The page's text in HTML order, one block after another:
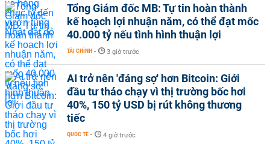
Tổng Giám đốc MB: Tự tin hoàn thành
kế hoạch lợi nhuận năm, có thể đạt mốc
40.000 tỷ nếu tình hình thuận lợi
TÀI CHÍNH - 3 giờ trước
AI trở nên 'đáng sợ' hơn Bitcoin: Giới
đầu tư tháo chạy vì thị trường bốc hơi
40%, 150 tỷ USD bị rút không thương
tiếc
QUỐC TẾ - 4 giờ trước